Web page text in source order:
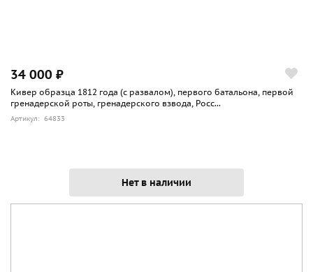
34 000 ₽
Кивер образца 1812 года (с развалом), первого батальона, первой
гренадерской роты, гренадерского взвода, Росс...
Артикул: 64833
Нет в наличии